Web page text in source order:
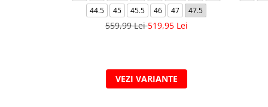
44.5
45 45.5 46 47 47.5
559,99 Lei519,95 Lei
VEZI VARIANTE